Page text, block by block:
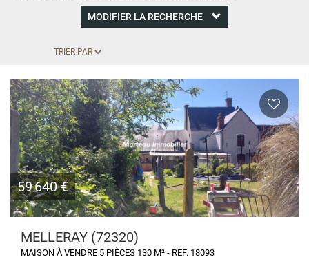
MODIFIER LA RECHERCHE
59 640 €
MELLERAY (72320)
MAISON À VENDRE 5 PIÈCES 130 M² - REF. 18093